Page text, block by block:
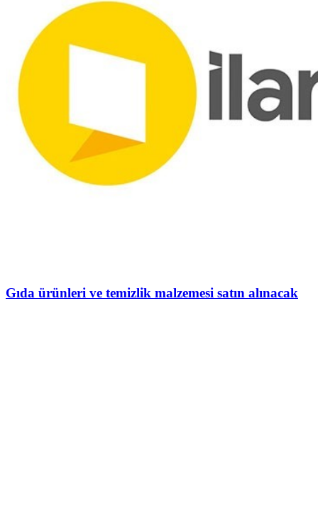
Gıda ürünleri ve temizlik malzemesi satın alınacak